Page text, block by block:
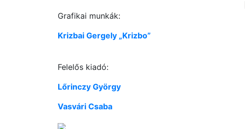
Grafikai munkák:
Krizbai Gergely „Krizbo”
Felelős kiadó:
Lőrinczy György
Vasvári Csaba